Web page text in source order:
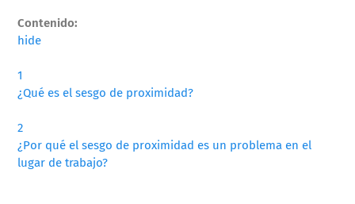
Contenido:
hide
1
¿Qué es el sesgo de proximidad?
2
¿Por qué el sesgo de proximidad es un problema en el
lugar de trabajo?